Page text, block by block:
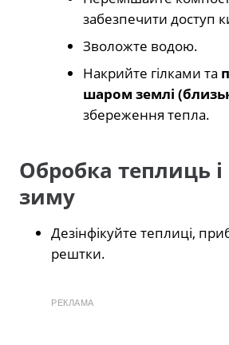
забезпечити доступ
Зволожте водою.
Накрийте гілками та
шаром землі
збереження тепла.
Обробка теплиць і
зиму
Дезінфікуйте теплиці,
рештки.
РЕКЛАМА